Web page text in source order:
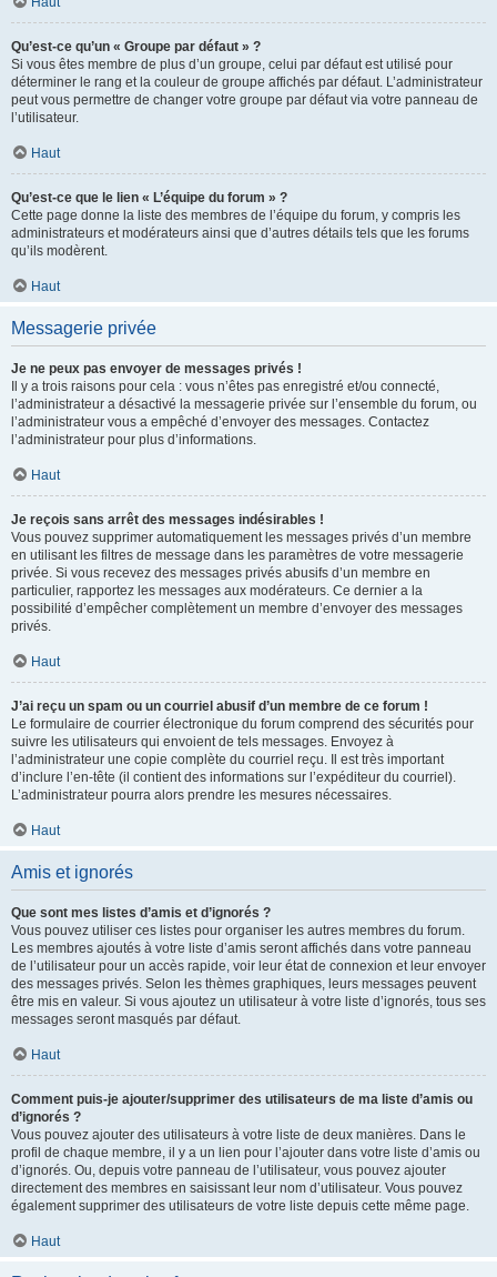
Qu’est-ce qu’un « Groupe par défaut » ?
Si vous êtes membre de plus d’un groupe, celui par défaut est utilisé pour
déterminer le rang et la couleur de groupe affichés par défaut. L’administrateur
peut vous permettre de changer votre groupe par défaut via votre panneau de
l’utilisateur.
Haut
Qu’est-ce que le lien « L’équipe du forum » ?
Cette page donne la liste des membres de l’équipe du forum, y compris les
administrateurs et modérateurs ainsi que d’autres détails tels que les forums
qu’ils modèrent.
Haut
Messagerie privée
Je ne peux pas envoyer de messages privés !
Il y a trois raisons pour cela : vous n’êtes pas enregistré et/ou connecté,
l’administrateur a désactivé la messagerie privée sur l’ensemble du forum, ou
l’administrateur vous a empêché d’envoyer des messages. Contactez
l’administrateur pour plus d’informations.
Haut
Je reçois sans arrêt des messages indésirables !
Vous pouvez supprimer automatiquement les messages privés d’un membre
en utilisant les filtres de message dans les paramètres de votre messagerie
privée. Si vous recevez des messages privés abusifs d’un membre en
particulier, rapportez les messages aux modérateurs. Ce dernier a la
possibilité d’empêcher complètement un membre d’envoyer des messages
privés.
Haut
J’ai reçu un spam ou un courriel abusif d’un membre de ce forum !
Le formulaire de courrier électronique du forum comprend des sécurités pour
suivre les utilisateurs qui envoient de tels messages. Envoyez à
l’administrateur une copie complète du courriel reçu. Il est très important
d’inclure l’en-tête (il contient des informations sur l’expéditeur du courriel).
L’administrateur pourra alors prendre les mesures nécessaires.
Haut
Amis et ignorés
Que sont mes listes d’amis et d’ignorés ?
Vous pouvez utiliser ces listes pour organiser les autres membres du forum.
Les membres ajoutés à votre liste d’amis seront affichés dans votre panneau
de l’utilisateur pour un accès rapide, voir leur état de connexion et leur envoyer
des messages privés. Selon les thèmes graphiques, leurs messages peuvent
être mis en valeur. Si vous ajoutez un utilisateur à votre liste d’ignorés, tous ses
messages seront masqués par défaut.
Haut
Comment puis-je ajouter/supprimer des utilisateurs de ma liste d’amis ou
d’ignorés ?
Vous pouvez ajouter des utilisateurs à votre liste de deux manières. Dans le
profil de chaque membre, il y a un lien pour l’ajouter dans votre liste d’amis ou
d’ignorés. Ou, depuis votre panneau de l’utilisateur, vous pouvez ajouter
directement des membres en saisissant leur nom d’utilisateur. Vous pouvez
également supprimer des utilisateurs de votre liste depuis cette même page.
Haut